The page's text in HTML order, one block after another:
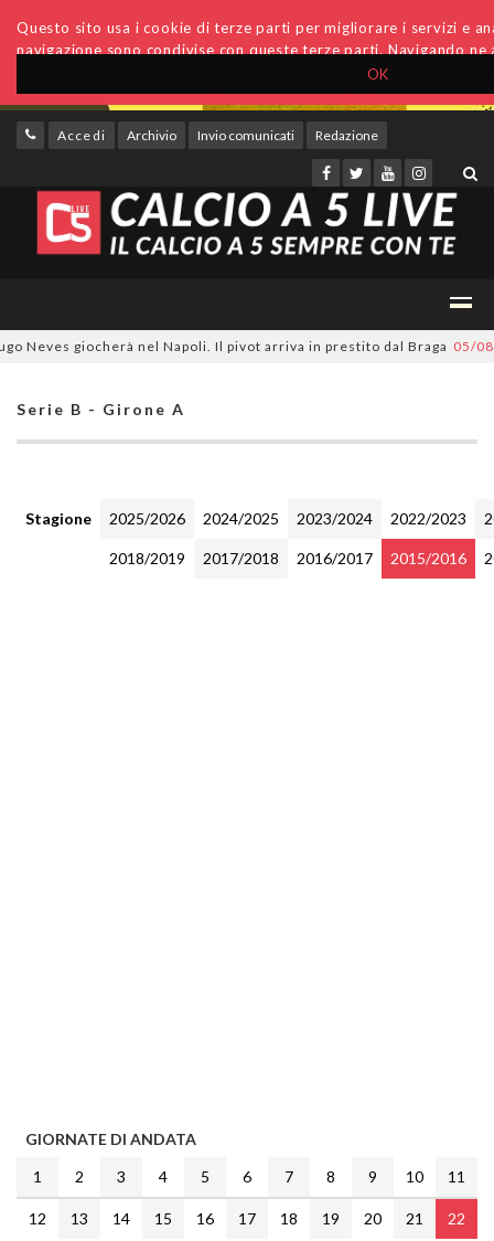
OK
Questo sito usa i cookie di terze parti per migliorare i servizi e
navigazione sono condivise con queste terze parti. Navigando
Accedi Archivio Invio comunicati Redazione
giocherà nel Napoli. Il pivot arriva in prestito dal Braga 05/08/
Serie B - Girone A
Stagione 2025/2026 2024/2025 2023/2024 2022/2023
2018/2019 2017/2018 2016/2017 2015/2016
GIORNATE DI ANDATA
1
2 3 4 5 6 7 8 9 10 11
12 13 14 15 16 17 18 19 20 21
22